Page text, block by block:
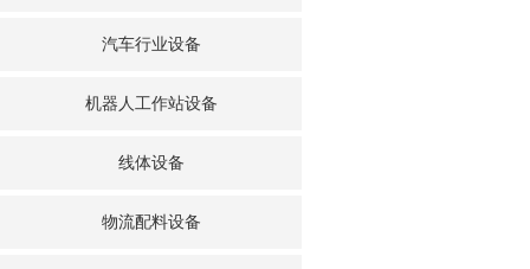
汽车行业设备
机器人工作站设备
线体设备
物流配料设备